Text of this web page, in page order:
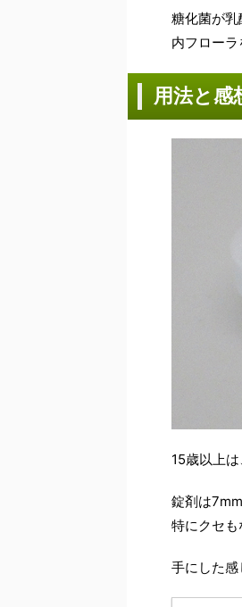
糖化菌が
内フローラ
用法と感
15歳以上は
錠剤は
特にクセも
手にした感